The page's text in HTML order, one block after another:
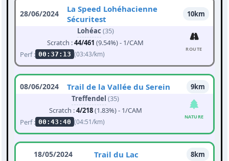
28/06/2024
La Speed Lohéhacienne
Sécuritest
10km
Lohéac (35)
Scratch :44/461 (9.54%) - 1/CAM
Perf : 00:37:13 (03:43/km)
ROUTE
08/06/2024 Trail de la Vallée du Serein
9km
Treffendel (35)
Scratch :4/218(1.83%) - 1/CAM
Perf : 00:43:40 (04:51/km)
NATURE
18/05/2024 Trail du Lac
8km